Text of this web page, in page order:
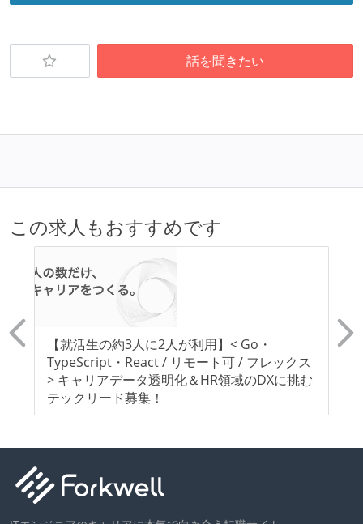
大規模サービスの開発
同時接続ユーザー数（数千以上）
日本国内であれば、居住地は問わずにフルリモートで
業務時間中に中抜けできる制度がある
2年以内に未就学児を子育てしながら働いていたエン
ジニアがいる
子育て中のエンジニアが、働き方を紹介したコンテン
ツが公開されている
フレックスタイム制または裁量労働制を採用している
メンバーの多様性
開発メンバーの新卒採用を実施している
待遇・福利厚生
イベントへの業務参加やチケット負担など、会社とし
て、大規模カンファレンスへの参加を支援する制度が
話を聞きたい
この求人もおすすめです
【就活生の約3人に2人が利用】< Go・
TypeScript・React / リモート可 / フレックス
> キャリアデータ透明化＆HR領域のDXに挑む
テックリード募集！